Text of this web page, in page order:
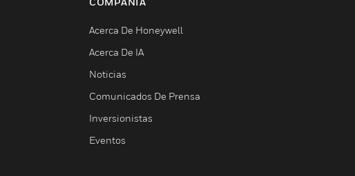
Acerca De Honeywell
Acerca De IA
Noticias
Comunicados De Prensa
Inversionistas
Eventos